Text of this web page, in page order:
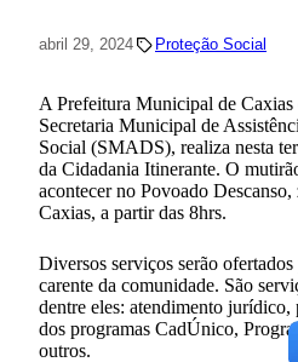
abril 29, 2024 Proteção Social
A Prefeitura Municipal de
Secretaria Municipal de
Social (SMADS), realiza nesta
da Cidadania Itinerante. O
acontecer no Povoado
Caxias, a partir das 8hrs.
Diversos serviços serão
carente da comunidade. São
dentre eles: atendimento jurídico,
dos programas CadÚnico,
outros.